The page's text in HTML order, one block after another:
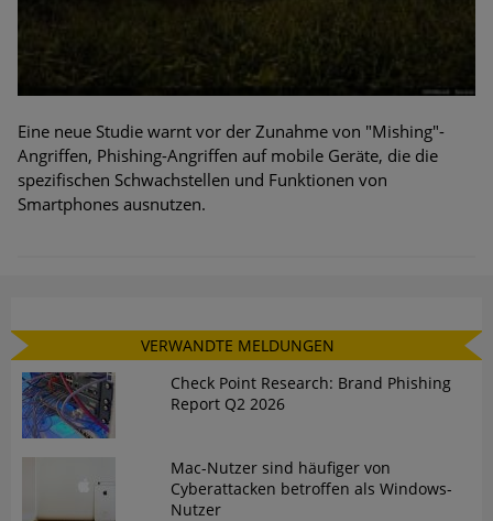
Eine neue Studie warnt vor der Zunahme von "Mishing"-
Angriffen, Phishing-Angriffen auf mobile Geräte, die die
spezifischen Schwachstellen und Funktionen von
Smartphones ausnutzen.
VERWANDTE MELDUNGEN
Check Point Research: Brand Phishing
Report Q2 2026
Mac-Nutzer sind häufiger von
Cyberattacken betroffen als Windows-
Nutzer